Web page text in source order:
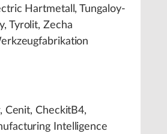
Hartmetall, Tungaloy-
Tyrolit, Zecha
Cenit, CheckitB4,
Intelligence